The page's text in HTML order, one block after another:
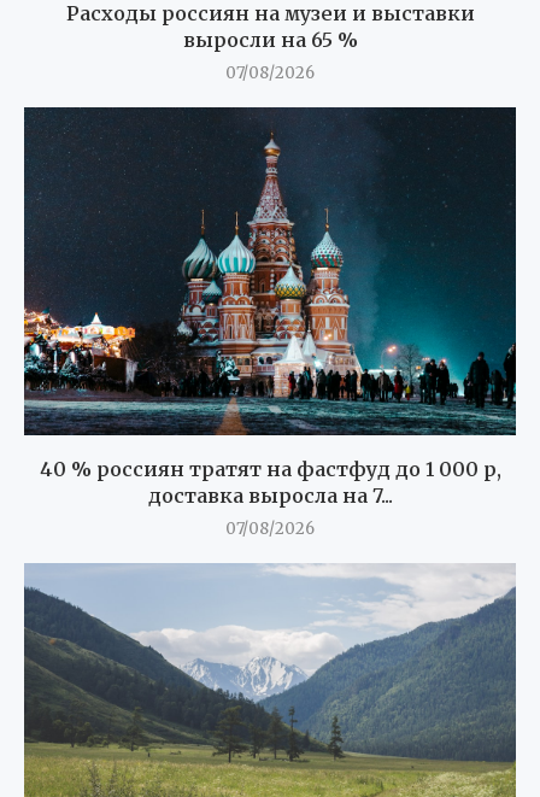
Расходы россиян на музеи и выставки
выросли на 65 %
07/08/2026
40 % россиян тратят на фастфуд до 1 000 р,
доставка выросла на 7...
07/08/2026